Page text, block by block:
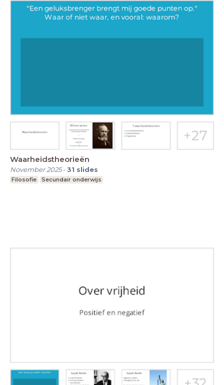
Waarheidstheorieën
November 2025-31 slides
Filosofie Secundair onderwijs